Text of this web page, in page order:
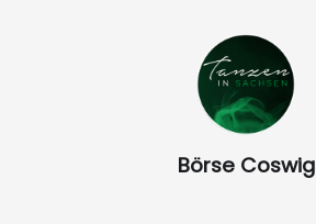
Börse Coswig